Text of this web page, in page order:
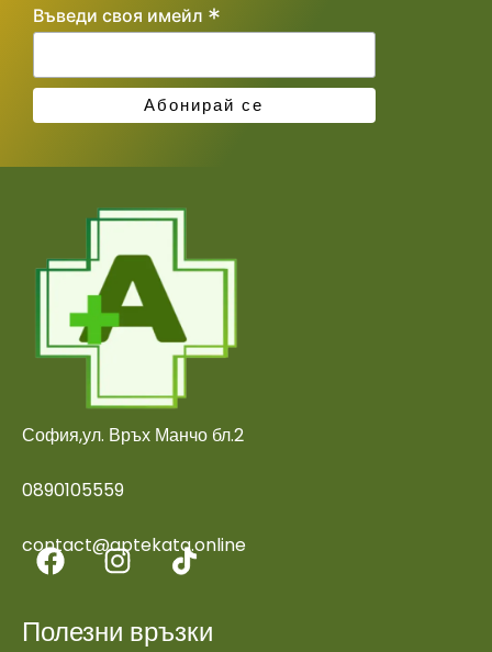
Въведи своя имейл *
София,ул. Връх Манчо бл.2
0890105559
contact@aptekata.online
Полезни връзки